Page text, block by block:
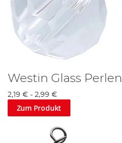
Westin Glass Perlen
2,19 € - 2,99 €
Zum Produkt